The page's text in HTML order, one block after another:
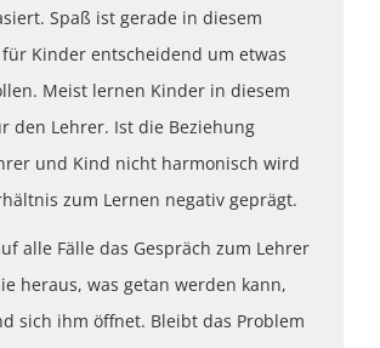
Spaß ist gerade in diesem
Kinder entscheidend um etwas
Meist lernen Kinder in diesem
den Lehrer. Ist die Beziehung
und Kind nicht harmonisch wird
zum Lernen negativ geprägt.
alle Fälle das Gespräch zum Lehrer
heraus, was getan werden kann,
sich ihm öffnet. Bleibt das Problem